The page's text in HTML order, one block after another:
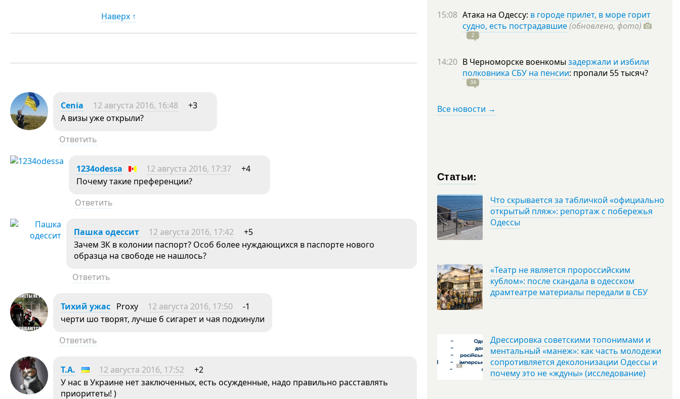
Наверх ↑
Cenia 12 августа 2016, 16:48
+3
А визы уже открыли?
Ответить
1234odessa 12 августа 2016, 17:37
+4
Почему такие преференции?
Ответить
Пашка одессит 12 августа 2016, 17:42
+5
Зачем ЗК в колонии паспорт? Особ более нуждающихся в паспорте нового
образца на свободе не нашлось?
Ответить
Тихий ужас Proxy 12 августа 2016, 17:50
-1
черти шо творят, лучше б сигарет и чая подкинули
Ответить
Т.А. 12 августа 2016, 17:52
+2
У нас в Украине нет заключенных, есть осужденные, надо правильно расставлять
приоритеты! )
15:08 Атака на Одессу: в городе прилет, в море горит
судно, есть пострадавшие(обновлено, фото)
2
14:20 В Черноморске военкомы задержали и избили
полковника СБУ на пенсии: пропали 55тысяч?
34
Все новости →
Статьи:
Что скрывается за табличкой «официально
открытый пляж»: репортаж с побережья
Одессы
«Театр не является пророссийским
кублом»: после скандала в одесском
драмтеатре материалы передали в СБУ
Дрессировка советскими топонимами и
ментальный «манеж»: как часть молодежи
сопротивляется деколонизации Одессы и
почему это не «ждуны» (исследование)